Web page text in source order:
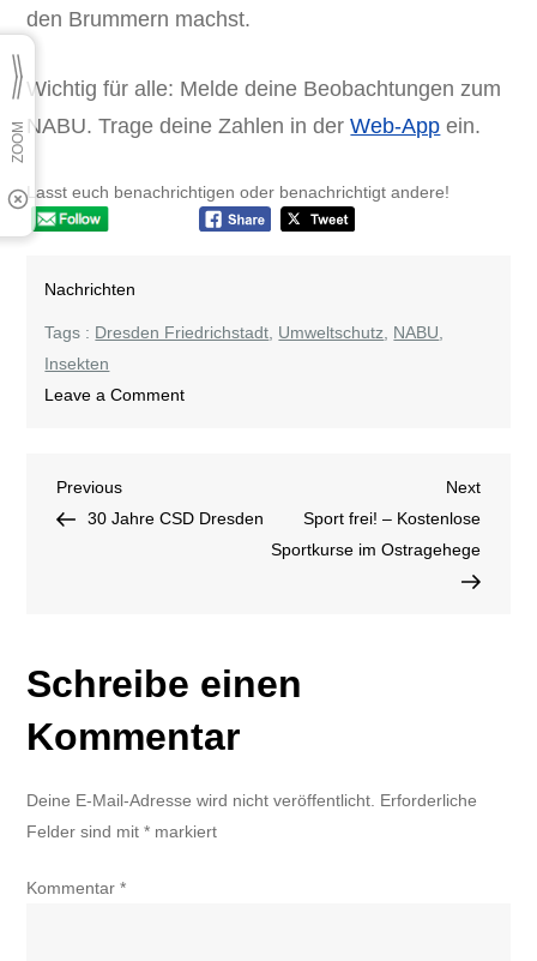
den Brummern machst.
Wichtig für alle: Melde deine Beobachtungen zum
NABU. Trage deine Zahlen in derWeb-App ein.
Lasst euch benachrichtigen oder benachrichtigt andere!
Nachrichten
Tags : Dresden Friedrichstadt Umweltschutz NABU
Insekten
Leave a Commenton
Beitragsnavigation
Previous
Post
Previous
30 Jahre CSD Dresden
Next
Post
Next
Sport frei! – Kostenlose
Sportkurse im Ostragehege
Schreibe einen
Kommentar
Deine E-Mail-Adresse wird nicht veröffentlicht. Erforderliche
Felder sind mit* markiert
Kommentar*